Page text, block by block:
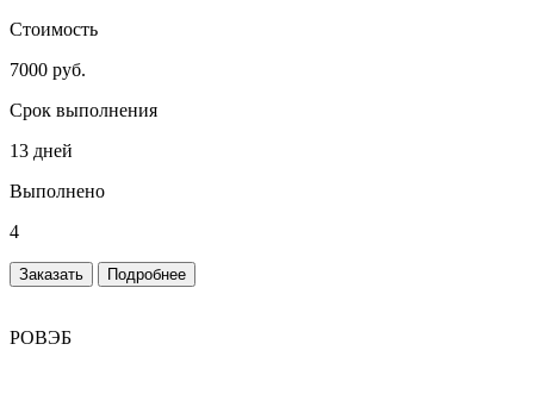
Стоимость
7000 руб.
Срок выполнения
13 дней
Выполнено
4
Заказать Подробнее
РОВЭБ